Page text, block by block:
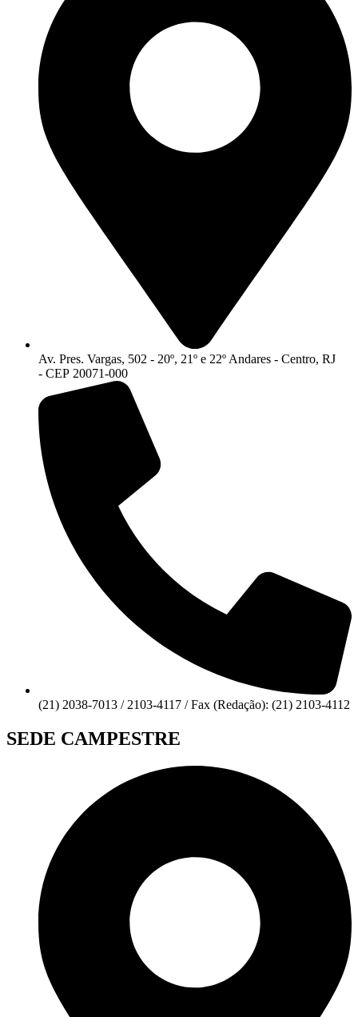
Av. Pres. Vargas, 502 - 20º, 21º e 22º Andares - Centro, RJ
- CEP 20071-000
(21) 2038-7013 / 2103-4117 / Fax (Redação): (21) 2103-4112
SEDE CAMPESTRE